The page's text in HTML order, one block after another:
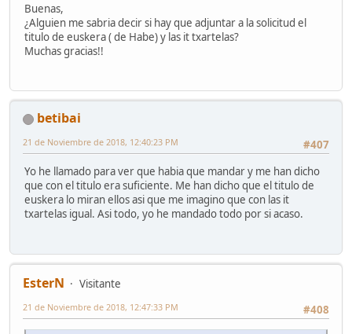
Buenas,
¿Alguien me sabria decir si hay que adjuntar a la solicitud el
titulo de euskera ( de Habe) y las it txartelas?
Muchas gracias!!
betibai
#407
21 de Noviembre de 2018, 12:40:23 PM
Yo he llamado para ver que habia que mandar y me han dicho
que con el titulo era suficiente. Me han dicho que el titulo de
euskera lo miran ellos asi que me imagino que con las it
txartelas igual. Asi todo, yo he mandado todo por si acaso.
EsterN
Visitante
#408
21 de Noviembre de 2018, 12:47:33 PM